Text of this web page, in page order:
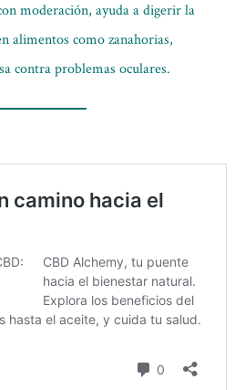
moderación, ayuda a digerir la
alimentos como zanahorias,
contra problemas oculares.